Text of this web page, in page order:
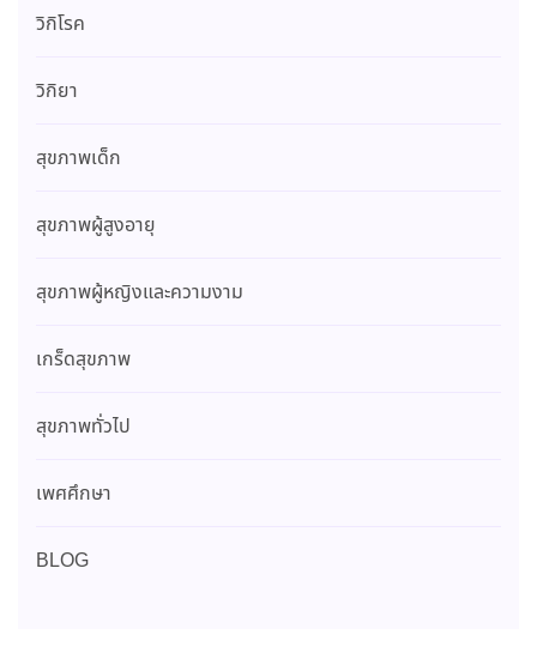
วิกิโรค
วิกิยา
สุขภาพเด็ก
สุขภาพผู้สูงอายุ
สุขภาพผู้หญิงและความงาม
เกร็ดสุขภาพ
สุขภาพทั่วไป
เพศศึกษา
BLOG